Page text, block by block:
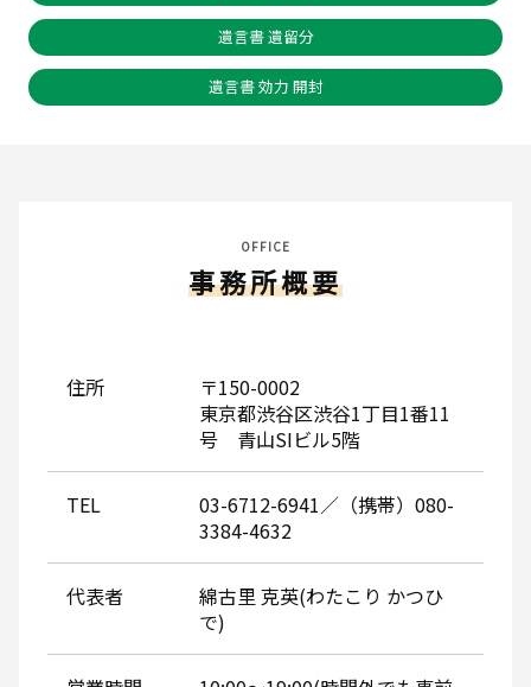
遺言書 遺留分
遺言書 効力 開封
OFFICE
事務所概要
住所
〒150-0002
東京都渋谷区渋谷1丁目1番11
号 青山SIビル5階
TEL
03-6712-6941／（携帯）080-
3384-4632
代表者
綿古里 克英(わたこり かつひ
で)